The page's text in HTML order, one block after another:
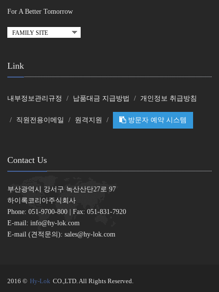
For A Better Tomorrow
Link
내부정보관리규정 납품대금 지급방법 개인정보 취급방침
직원전용이메일 원격지원 방문자 예약 시스템
Contact Us
부산광역시 강서구 녹산산단27로 97
하이록코리아주식회사
Phone: 051-9700-800 | Fax: 051-831-7920
E-mail: info@hy-lok.com
E-mail (견적문의): sales@hy-lok.com
2016 © Hy-Lok CO.,LTD. All Rights Reserved.